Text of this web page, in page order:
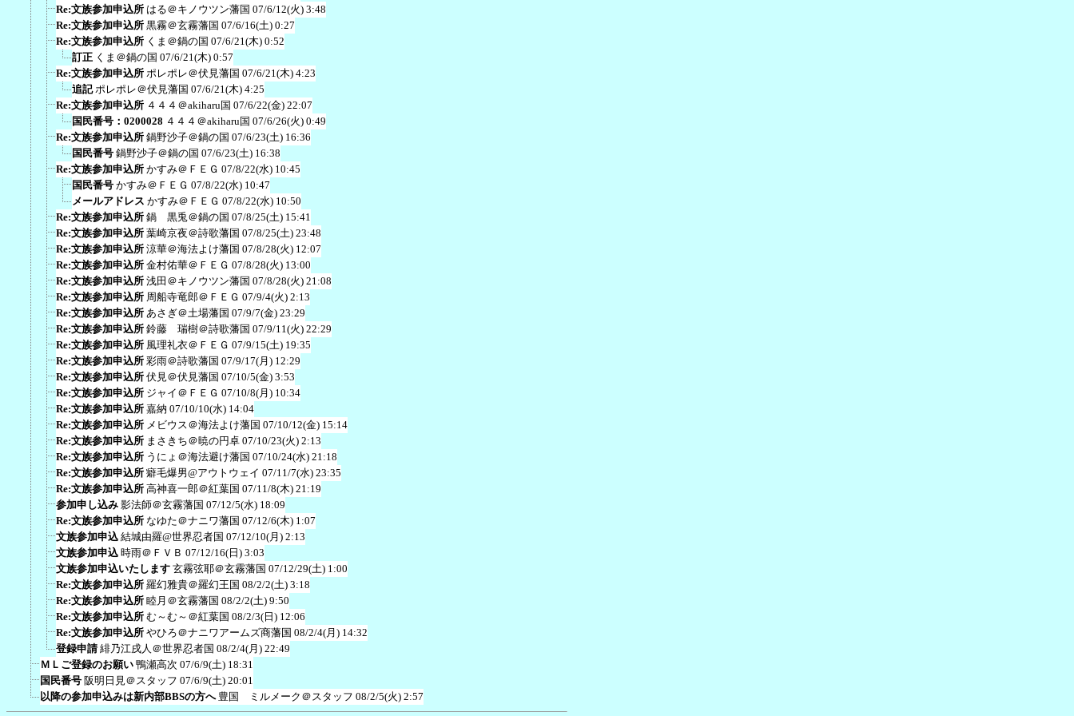
Re:文族参加申込所 はる＠キノウツン藩国 07/6/12(火) 3:48
Re:文族参加申込所 黒霧＠玄霧藩国 07/6/16(土) 0:27
Re:文族参加申込所 くま＠鍋の国 07/6/21(木) 0:52
訂正 くま＠鍋の国 07/6/21(木) 0:57
Re:文族参加申込所 ポレポレ＠伏見藩国 07/6/21(木) 4:23
追記 ポレポレ＠伏見藩国 07/6/21(木) 4:25
Re:文族参加申込所 ４４４＠akiharu国 07/6/22(金) 22:07
国民番号：0200028 ４４４＠akiharu国 07/6/26(火) 0:49
Re:文族参加申込所 鍋野沙子＠鍋の国 07/6/23(土) 16:36
国民番号 鍋野沙子＠鍋の国 07/6/23(土) 16:38
Re:文族参加申込所 かすみ＠ＦＥＧ 07/8/22(水) 10:45
国民番号 かすみ＠ＦＥＧ 07/8/22(水) 10:47
メールアドレス かすみ＠ＦＥＧ 07/8/22(水) 10:50
Re:文族参加申込所 鍋 黒兎＠鍋の国 07/8/25(土) 15:41
Re:文族参加申込所 葉崎京夜＠詩歌藩国 07/8/25(土) 23:48
Re:文族参加申込所 涼華＠海法よけ藩国 07/8/28(火) 12:07
Re:文族参加申込所 金村佑華＠ＦＥＧ 07/8/28(火) 13:00
Re:文族参加申込所 浅田＠キノウツン藩国 07/8/28(火) 21:08
Re:文族参加申込所 周船寺竜郎＠ＦＥＧ 07/9/4(火) 2:13
Re:文族参加申込所 あさぎ＠土場藩国 07/9/7(金) 23:29
Re:文族参加申込所 鈴藤 瑞樹＠詩歌藩国 07/9/11(火) 22:29
Re:文族参加申込所 風理礼衣＠ＦＥＧ 07/9/15(土) 19:35
Re:文族参加申込所 彩雨＠詩歌藩国 07/9/17(月) 12:29
Re:文族参加申込所 伏見＠伏見藩国 07/10/5(金) 3:53
Re:文族参加申込所 ジャイ＠ＦＥＧ 07/10/8(月) 10:34
Re:文族参加申込所 嘉納 07/10/10(水) 14:04
Re:文族参加申込所 メビウス＠海法よけ藩国 07/10/12(金) 15:14
Re:文族参加申込所 まさきち＠暁の円卓 07/10/23(火) 2:13
Re:文族参加申込所 うにょ＠海法避け藩国 07/10/24(水) 21:18
Re:文族参加申込所 癖毛爆男@アウトウェイ 07/11/7(水) 23:35
Re:文族参加申込所 高神喜一郎＠紅葉国 07/11/8(木) 21:19
参加申し込み 影法師＠玄霧藩国 07/12/5(水) 18:09
Re:文族参加申込所 なゆた＠ナニワ藩国 07/12/6(木) 1:07
文族参加申込 結城由羅@世界忍者国 07/12/10(月) 2:13
文族参加申込 時雨＠ＦＶＢ 07/12/16(日) 3:03
文族参加申込いたします 玄霧弦耶＠玄霧藩国 07/12/29(土) 1:00
Re:文族参加申込所 羅幻雅貴＠羅幻王国 08/2/2(土) 3:18
Re:文族参加申込所 睦月＠玄霧藩国 08/2/2(土) 9:50
Re:文族参加申込所 む～む～＠紅葉国 08/2/3(日) 12:06
Re:文族参加申込所 やひろ＠ナニワアームズ商藩国 08/2/4(月) 14:32
登録申請 緋乃江戌人＠世界忍者国 08/2/4(月) 22:49
ＭＬご登録のお願い 鴨瀬高次 07/6/9(土) 18:31
国民番号 阪明日見＠スタッフ 07/6/9(土) 20:01
以降の参加申込みは新内部BBSの方へ 豊国 ミルメーク＠スタッフ 08/2/5(火) 2:57